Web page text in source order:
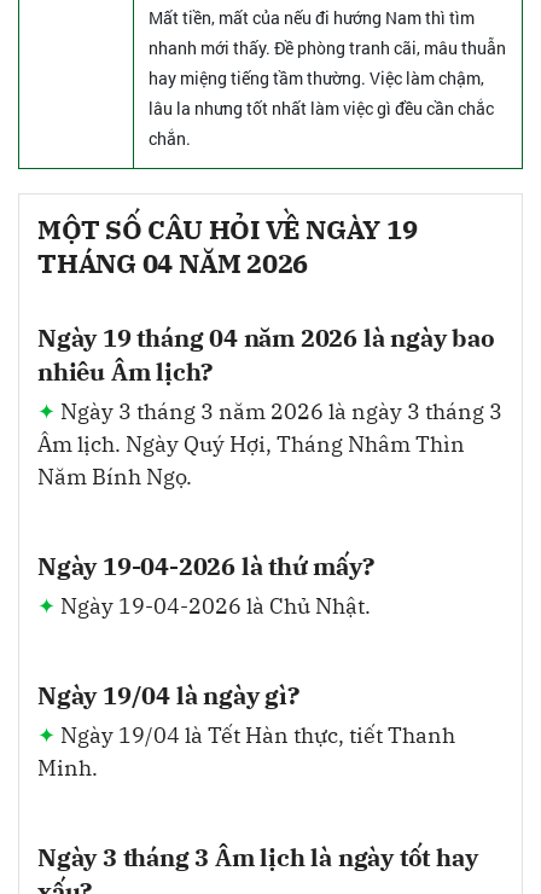
Mất tiền, mất của nếu đi hướng Nam thì tìm
nhanh mới thấy. Đề phòng tranh cãi, mâu thuẫn
hay miệng tiếng tầm thường. Việc làm chậm,
lâu la nhưng tốt nhất làm việc gì đều cần chắc
chắn.
MỘT SỐ CÂU HỎI VỀ NGÀY 19
THÁNG 04 NĂM 2026
Ngày 19 tháng 04 năm 2026 là ngày bao
nhiêu Âm lịch?
Ngày 3 tháng 3 năm 2026 là ngày 3 tháng 3
Âm lịch. Ngày Quý Hợi, Tháng Nhâm Thìn
Năm Bính Ngọ.
Ngày 19-04-2026 là thứ mấy?
Ngày 19-04-2026 là Chủ Nhật.
Ngày 19/04 là ngày gì?
Ngày 19/04 là Tết Hàn thực, tiết Thanh
Minh.
Ngày 3 tháng 3 Âm lịch là ngày tốt hay